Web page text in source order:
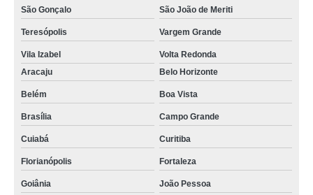
São Gonçalo São João de Meriti
Teresópolis Vargem Grande
Vila Izabel
Volta Redonda
Aracaju
Belo Horizonte
Belém Boa Vista
Brasília Campo Grande
Cuiabá Curitiba
Florianópolis Fortaleza
Goiânia João Pessoa